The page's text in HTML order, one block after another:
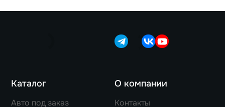
Каталог
Авто под заказ
О компании
Контакты